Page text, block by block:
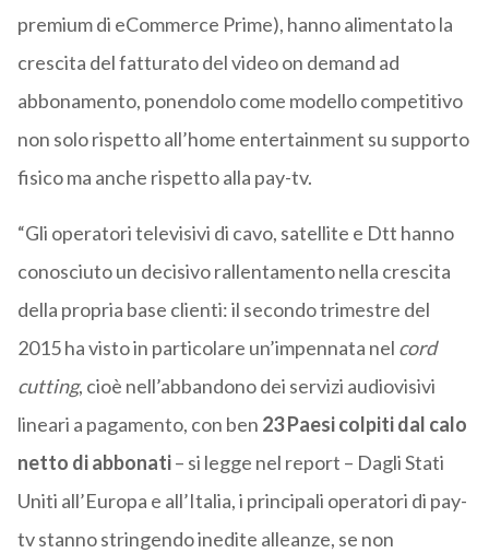
premium di eCommerce Prime), hanno alimentato la
crescita del fatturato del video on demand ad
abbonamento, ponendolo come modello competitivo
non solo rispetto all’home entertainment su supporto
fisico ma anche rispetto alla pay-tv.
“Gli operatori televisivi di cavo, satellite e Dtt hanno
conosciuto un decisivo rallentamento nella crescita
della propria base clienti: il secondo trimestre del
2015 ha visto in particolare un’impennata nel cord
cutting, cioè nell’abbandono dei servizi audiovisivi
lineari a pagamento, con ben 23 Paesi colpiti dal calo
netto di abbonati– si legge nel report – Dagli Stati
Uniti all’Europa e all’Italia, i principali operatori di pay-
tv stanno stringendo inedite alleanze, se non